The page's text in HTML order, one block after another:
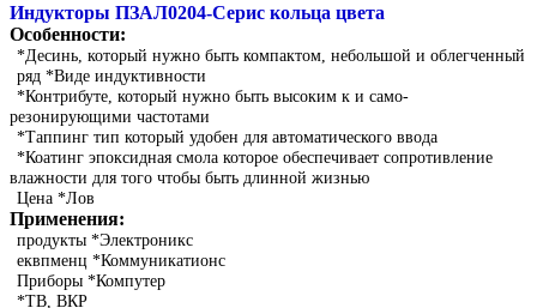
Индукторы ПЗАЛ0204-Серис кольца цвета
Особенности:
*Десинь, который нужно быть компактом, небольшой и облегченный
ряд *Виде индуктивности
*Контрибуте, который нужно быть высоким к и само-
резонирующими частотами
*Таппинг тип который удобен для автоматического ввода
*Коатинг эпоксидная смола которое обеспечивает сопротивление
влажности для того чтобы быть длинной жизнью
Цена *Лов
Применения:
продукты *Электроникс
еквпменц *Коммуникатионс
Приборы *Компутер
*ТВ, ВКР